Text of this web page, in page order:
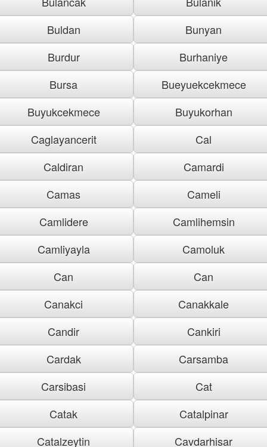
Buldan
Bunyan
Burdur
Burhaniye
Bursa
Bueyuekcekmece
Buyukcekmece
Buyukorhan
Caglayancerit
Cal
Caldiran
Camardi
Camas
Cameli
Camlidere
Camlihemsin
Camliyayla
Camoluk
Can
Can
Canakci
Canakkale
Candir
Cankiri
Cardak
Carsamba
Carsibasi
Cat
Catak
Catalpinar
Catalzeytin
Cavdarhisar